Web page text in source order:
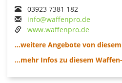
03923 7381 182
info@waffenpro.de
www.waffenpro.de
...weitere Angebote von
...mehr Infos zu diesem